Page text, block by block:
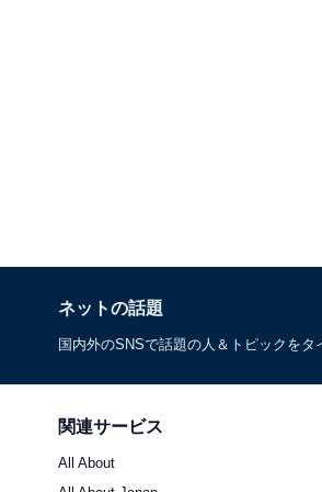
ネットの話題
国内外のSNSで話題の人＆トピックを
関連サービス
All About